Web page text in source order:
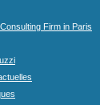
Firm in Paris